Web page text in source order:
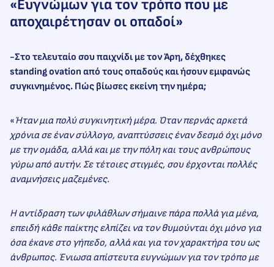
«Ευγνώμων για τον τρόπο που με
αποχαιρέτησαν οι οπαδοί»
-Στο τελευταίο σου παιχνίδι με τον Άρη, δέχθηκες
standingovation από τους οπαδούς και ήσουν εμφανώς
συγκινημένος. Πώς βίωσες εκείνη την ημέρα;
«Ήταν μια πολύ συγκινητική μέρα. Όταν περνάς αρκετά
χρόνια σε έναν σύλλογο, αναπτύσσεις έναν δεσμό όχι μόνο
με την ομάδα, αλλά και με την πόλη και τους ανθρώπους
γύρω από αυτήν. Σε τέτοιες στιγμές, σου έρχονται πολλές
αναμνήσεις μαζεμένες.
Η αντίδραση των φιλάθλων σήμαινε πάρα πολλά για μένα,
επειδή κάθε παίκτης ελπίζει να τον θυμούνται όχι μόνο για
όσα έκανε στο γήπεδο, αλλά και για τον χαρακτήρα του ως
άνθρωπος. Ένιωσα απίστευτα ευγνώμων για τον τρόπο με